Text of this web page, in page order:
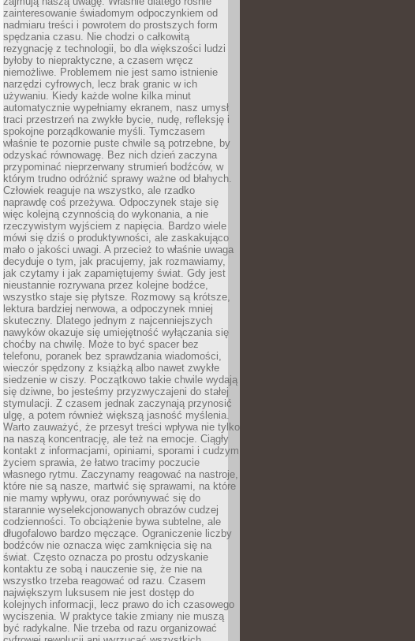
zainteresowanie świadomym odpoczynkiem od
nadmiaru treści i powrotem do prostszych form
spędzania czasu. Nie chodzi o całkowitą
rezygnację z technologii, bo dla większości ludzi
byłoby to niepraktyczne, a czasem wręcz
niemożliwe. Problemem nie jest samo istnienie
narzędzi cyfrowych, lecz brak granic w ich
używaniu. Kiedy każde wolne kilka minut
automatycznie wypełniamy ekranem, nasz umysł
traci przestrzeń na zwykłe bycie, nudę, refleksję i
spokojne porządkowanie myśli. Tymczasem
właśnie te pozornie puste chwile są potrzebne, by
odzyskać równowagę. Bez nich dzień zaczyna
przypominać nieprzerwany strumień bodźców, w
którym trudno odróżnić sprawy ważne od błahych.
Człowiek reaguje na wszystko, ale rzadko
naprawdę coś przeżywa. Odpoczynek staje się
więc kolejną czynnością do wykonania, a nie
rzeczywistym wyjściem z napięcia. Bardzo wiele
mówi się dziś o produktywności, ale zaskakująco
mało o jakości uwagi. A przecież to właśnie uwaga
decyduje o tym, jak pracujemy, jak rozmawiamy,
jak czytamy i jak zapamiętujemy świat. Gdy jest
nieustannie rozrywana przez kolejne bodźce,
wszystko staje się płytsze. Rozmowy są krótsze,
lektura bardziej nerwowa, a odpoczynek mniej
skuteczny. Dlatego jednym z najcenniejszych
nawyków okazuje się umiejętność wyłączania się
choćby na chwilę. Może to być spacer bez
telefonu, poranek bez sprawdzania wiadomości,
wieczór spędzony z książką albo nawet zwykłe
siedzenie w ciszy. Początkowo takie chwile wydają
się dziwne, bo jesteśmy przyzwyczajeni do stałej
stymulacji. Z czasem jednak zaczynają przynosić
ulgę, a potem również większą jasność myślenia.
Warto zauważyć, że przesyt treści wpływa nie tylko
na naszą koncentrację, ale też na emocje. Ciągły
kontakt z informacjami, opiniami, sporami i cudzym
życiem sprawia, że łatwo tracimy poczucie
własnego rytmu. Zaczynamy reagować na nastroje,
które nie są nasze, martwić się sprawami, na które
nie mamy wpływu, oraz porównywać się do
starannie wyselekcjonowanych obrazów cudzej
codzienności. To obciążenie bywa subtelne, ale
długofalowo bardzo męczące. Ograniczenie liczby
bodźców nie oznacza więc zamknięcia się na
świat. Często oznacza po prostu odzyskanie
kontaktu ze sobą i nauczenie się, że nie na
wszystko trzeba reagować od razu. Czasem
największym luksusem nie jest dostęp do
kolejnych informacji, lecz prawo do ich czasowego
wyciszenia. W praktyce takie zmiany nie muszą
być radykalne. Nie trzeba od razu organizować